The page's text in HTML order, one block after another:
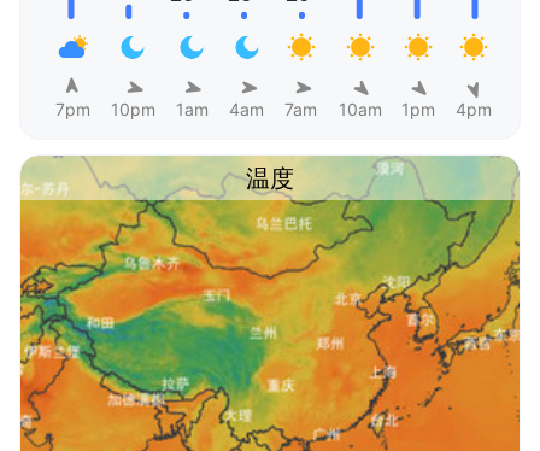
7pm 10pm 1am 4am 7am 10am 1pm 4pm
温度